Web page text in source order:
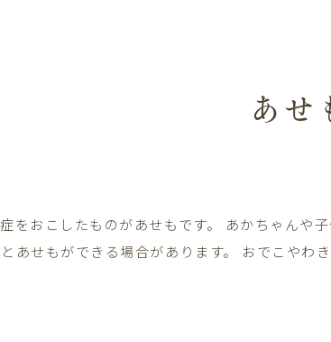
あせ
をおこしたものがあせもです。 あかちゃん
あせもができる場合があります。 おでこや